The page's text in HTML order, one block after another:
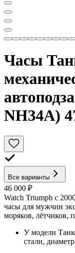
Часы
NH34A)
Все варианты
46 000 ₽
Watch Triumph с
часы для мужчин
моряков, лётчиков,
У модели
стали,